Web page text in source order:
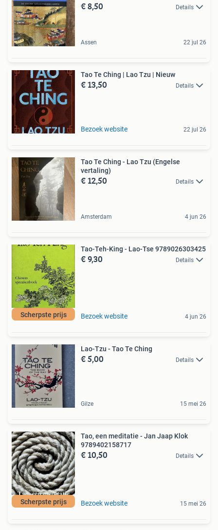
€ 8,50 Details
Assen 22 jul 26
Tao Te Ching | Lao Tzu | Nieuw
€ 13,50 Details
Bezoek website 22 jul 26
Tao Te Ching - Lao Tzu (Engelse
vertaling)
€ 12,50 Details
Amsterdam 4 jun 26
Scherpste prijs
Tao-Teh-King - Lao-Tse 9789026303425
€ 9,30 Details
Bezoek website 4 jun 26
Lao-Tzu - Tao Te Ching
€ 5,00 Details
Gilze 15 mei 26
Scherpste prijs
Tao, een meditatie - Jan Jaap Klok
9789402158717
€ 10,50 Details
Bezoek website 15 mei 26